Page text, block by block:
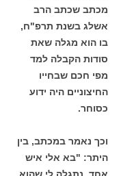
מכתב שכתב הרב
אשלג בשנת תרפ"ח,
בו הוא מגלה שאת
סודות הקבלה למד
מפי חכם שבחייו
החיצוניים היה ידוע
כסוחר.
וכך נאמר במכתב, בין
היתר: "בא אלי איש